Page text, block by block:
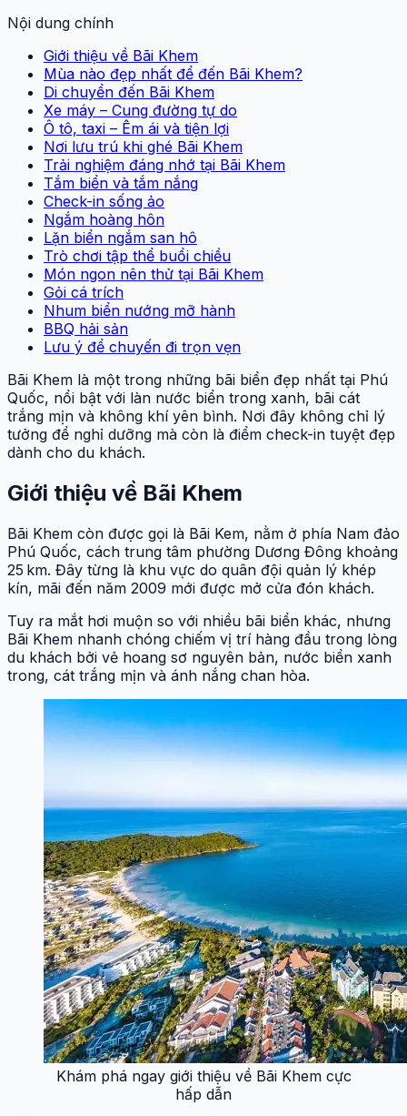
Nội dung chính
Giới thiệu về Bãi Khem
Mùa nào đẹp nhất để đến Bãi Khem?
Di chuyển đến Bãi Khem
Xe máy – Cung đường tự do
Ô tô, taxi – Êm ái và tiện lợi
Nơi lưu trú khi ghé Bãi Khem
Trải nghiệm đáng nhớ tại Bãi Khem
Tắm biển và tắm nắng
Check-in sống ảo
Ngắm hoàng hôn
Lặn biển ngắm san hô
Trò chơi tập thể buổi chiều
Món ngon nên thử tại Bãi Khem
Gỏi cá trích
Nhum biển nướng mỡ hành
BBQ hải sản
Lưu ý để chuyến đi trọn vẹn
Bãi Khem là một trong những bãi biển đẹp nhất tại Phú
Quốc, nổi bật với làn nước biển trong xanh, bãi cát
trắng mịn và không khí yên bình. Nơi đây không chỉ lý
tưởng để nghỉ dưỡng mà còn là điểm check-in tuyệt đẹp
dành cho du khách.
Giới thiệu về Bãi Khem
Bãi Khem còn được gọi là Bãi Kem, nằm ở phía Nam đảo
Phú Quốc, cách trung tâm phường Dương Đông khoảng
25 km. Đây từng là khu vực do quân đội quản lý khép
kín, mãi đến năm 2009 mới được mở cửa đón khách.
Tuy ra mắt hơi muộn so với nhiều bãi biển khác, nhưng
Bãi Khem nhanh chóng chiếm vị trí hàng đầu trong lòng
du khách bởi vẻ hoang sơ nguyên bản, nước biển xanh
trong, cát trắng mịn và ánh nắng chan hòa.
Khám phá ngay giới thiệu về Bãi Khem cực
hấp dẫn